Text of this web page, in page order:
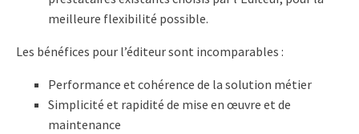
meilleure flexibilité possible.
Les bénéfices pour l’éditeur sont incomparables :
Performance et cohérence de la solution métier
Simplicité et rapidité de mise en œuvre et de
maintenance